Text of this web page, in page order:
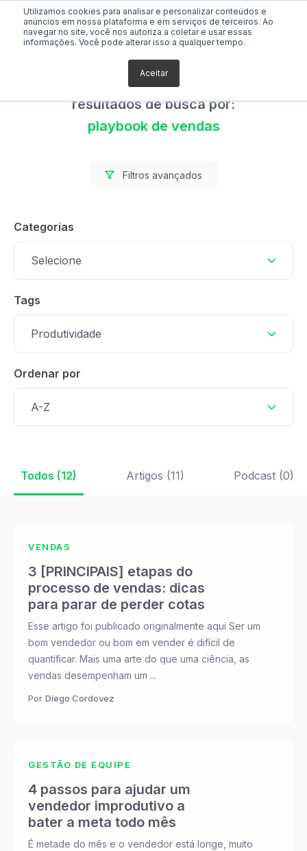
Utilizamos cookies para analisar e personalizar conteúdos e
anúncios em nossa plataforma e em serviços de terceiros. Ao
navegar no site, você nos autoriza a coletar e usar essas
informações. Você pode alterar isso a qualquer tempo.
Aceitar
Foram encontrados 12
resultados de busca por:
playbook de vendas
Filtros avançados
Categorias
Selecione
Tags
Produtividade
Ordenar por
A-Z
Todos (12) Artigos (11) Podcast (0)
VENDAS
3 [PRINCIPAIS] etapas do
processo de vendas: dicas
para parar de perder cotas
Esse artigo foi publicado originalmente aqui Ser um
bom vendedor ou bom em vender é difícil de
quantificar. Mais uma arte do que uma ciência, as
vendas desempenham um ...
Por Diego Cordovez
GESTÃO DE EQUIPE
4 passos para ajudar um
vendedor improdutivo a
bater a meta todo mês
É metade do mês e o vendedor está longe, muito